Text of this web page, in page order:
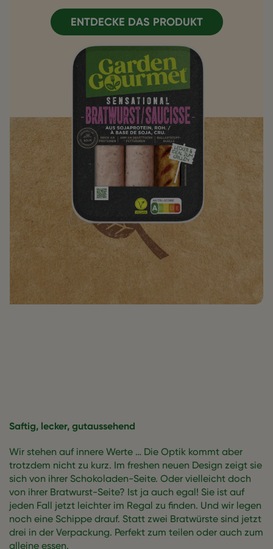
ENTDECKE DAS PRODUKT
Saftig, lecker, gutaussehend
Wir stehen auf innere Werte … Die Optik kommt aber
trotzdem nicht zu kurz. Im freshen neuen Design zeigt sie
sich von ihrer Schokoladen-Seite. Oder vielleicht doch
von ihrer Bratwurst-Seite? Ist ja auch egal! Sie ist auf
jeden Fall jetzt leichter im Regal zu finden. Und wir legen
noch eine Schippe drauf. Statt zwei Bratwürste sind jetzt
drei in der Verpackung. Perfekt zum teilen oder auch zum
alleine essen.